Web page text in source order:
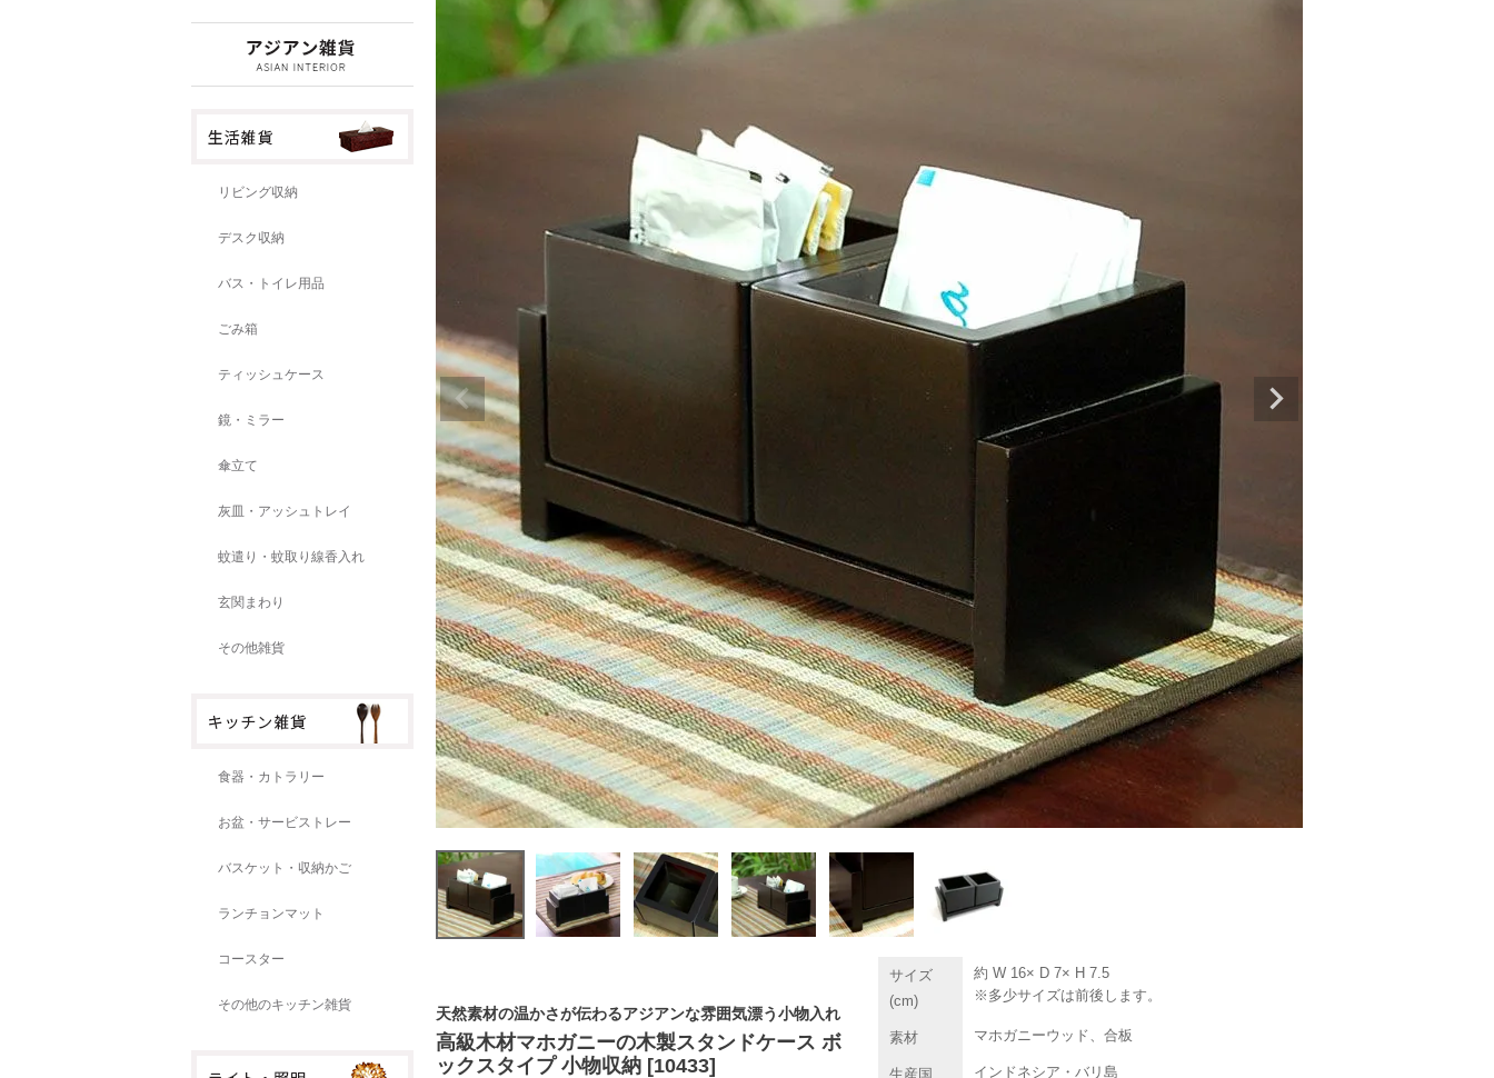
リビング収納
デスク収納
バス・トイレ用品
ごみ箱
ティッシュケース
鏡・ミラー
傘立て
灰皿・アッシュトレイ
蚊遣り・蚊取り線香入れ
玄関まわり
その他雑貨
食器・カトラリー
お盆・サービストレー
バスケット・収納かご
ランチョンマット
コースター
その他のキッチン雑貨
天然素材の温かさが伝わるアジアンな雰囲気漂う小物入れ
高級木材マホガニーの木製スタンドケース ボ
ックスタイプ 小物収納 [10433]
サイズ
(cm)
約 W 16× D 7× H 7.5
※多少サイズは前後します。
素材 マホガニーウッド、合板
生産国 インドネシア・バリ島